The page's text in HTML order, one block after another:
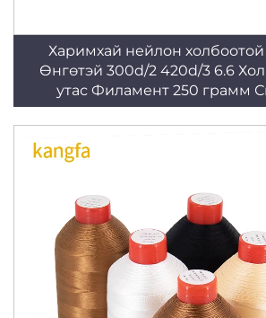
Харимхай нейлон холбоотой
Өнгөтэй 300d/2 420d/3 6.6
утас Филамент 250 грамм